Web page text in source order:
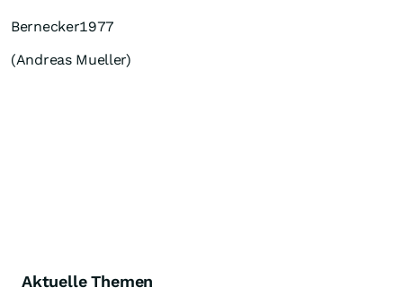
Bernecker1977
(Andreas Mueller)
Aktuelle Themen